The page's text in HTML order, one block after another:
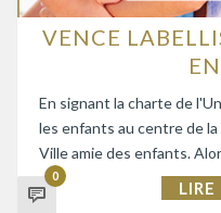
VENCE
En signant la charte de
les enfants au centre de
Ville amie des enfants.
0
LIRE